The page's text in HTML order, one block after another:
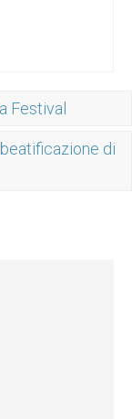
Festival
beatificazione di